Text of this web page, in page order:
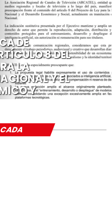
DE
8 DEL
LA
Y EL
Y